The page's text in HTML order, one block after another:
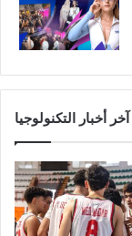
آخر أخبار التكنولوجيا